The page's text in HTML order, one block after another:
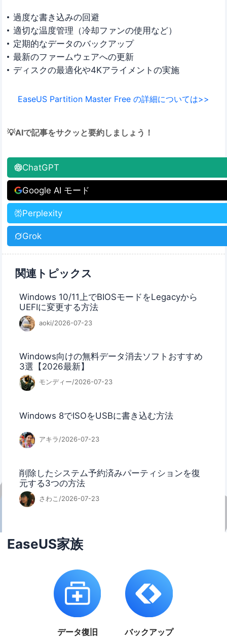
過度な書き込みの回避
適切な温度管理（冷却ファンの使用など）
定期的なデータのバックアップ
最新のファームウェアへの更新
ディスクの最適化や4Kアライメントの実施
EaseUS Partition Master Free の詳細については>>
💡AIで記事をサクッと要約しましょう！
ChatGPT
Google AI モード
Perplexity
Grok
関連トピックス
Windows 10/11上でBIOSモードをLegacyから
UEFIに変更する方法
aoki/2026-07-23
Windows向けの無料データ消去ソフトおすすめ
3選【2026最新】
モンディー/2026-07-23
Windows 8でISOをUSBに書き込む方法
アキラ/2026-07-23
削除したシステム予約済みパーティションを復
元する3つの方法
さわこ/2026-07-23
EaseUS家族
データ復旧 バックアップ